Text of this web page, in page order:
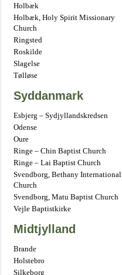
Holbæk
Holbæk, Holy Spirit Missionary
Church
Ringsted
Roskilde
Slagelse
Tølløse
Syddanmark
Esbjerg – Sydjyllandskredsen
Odense
Oure
Ringe – Chin Baptist Church
Ringe – Lai Baptist Church
Svendborg, Bethany International
Church
Svendborg, Matu Baptist Church
Vejle Baptistkirke
Midtjylland
Brande
Holstebro
Silkeborg